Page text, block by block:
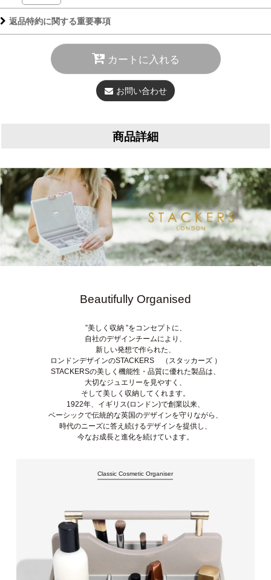
返品特約に関する重要事項
カートに入れる
お問い合わせ
商品詳細
Beautifully Organised
”美しく収納 ”をコンセプトに、
自社のデザインチームにより、
新しい発想で作られた、
ロンドンデザインのSTACKERS （スタッカーズ ）
STACKERSの美しく機能性・品質に優れた製品は、
大切なジュエリーを見やすく、
そして美しく収納してくれます。
1922年、イギリス(ロンドン)で創業以来、
ベーシックで伝統的な英国のデザインを守りながら、
時代のニーズに答え続けるデザインを提供し、
今なお成長と進化を続けています。
Classic Cosmetic Organiser